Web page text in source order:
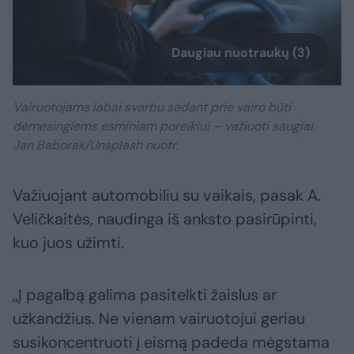
Daugiau nuotraukų (3)
Vairuotojams labai svarbu sėdant prie vairo būti
dėmesingiems esminiam poreikiui – važiuoti saugiai.
Jan Baborak/Unsplash nuotr.
Važiuojant automobiliu su vaikais, pasak A.
Veličkaitės, naudinga iš anksto pasirūpinti,
kuo juos užimti.
„Į pagalbą galima pasitelkti žaislus ar
užkandžius. Ne vienam vairuotojui geriau
susikoncentruoti į eismą padeda mėgstama